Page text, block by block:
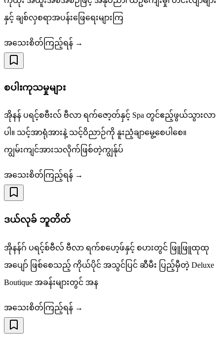
နှင့် ချစ်လှစရာအပန်းဖြေရေးများကြ
အသေးစိတ်ကြည့်ရန် →
စပါးကုသမှုများ
အိုနန် ပရင့်စဗီးလ် ဗီလာ ရက်ဇော့တ်နှင့် Spa တွင်ဧည့်ဖွယ်သွားလာ
ပါ။ သင့်အာရုံအားနဲ့ သင့်ဝိညာဉ်ကို နူးညံ့ချာမွေ့စေပါစေ။
ကျွမ်းကျင်အားသလိုက်ဖြစ်တဲ့ကျွန်ုပ်
အသေးစိတ်ကြည့်ရန် →
ဒယ်လုခ် ဘူတိတ်
အိုနန်ဂ် ပရင့်စ်ဗီလ် ဗီလာ ရက်စပော့ဖ်နှင့် စပားတွင် ဖြူဖြူထုထု
အပျော် ဖြစ်စေသည့် ကိုယ်ပိုင် အသွင်ပြင် ဆီမီး ပြည့်မှီတဲ့ Deluxe
Boutique အခန်းများတွင် အန
အသေးစိတ်ကြည့်ရန် →